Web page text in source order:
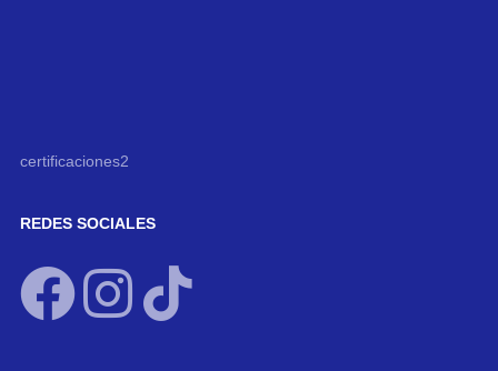
certificaciones2
REDES SOCIALES